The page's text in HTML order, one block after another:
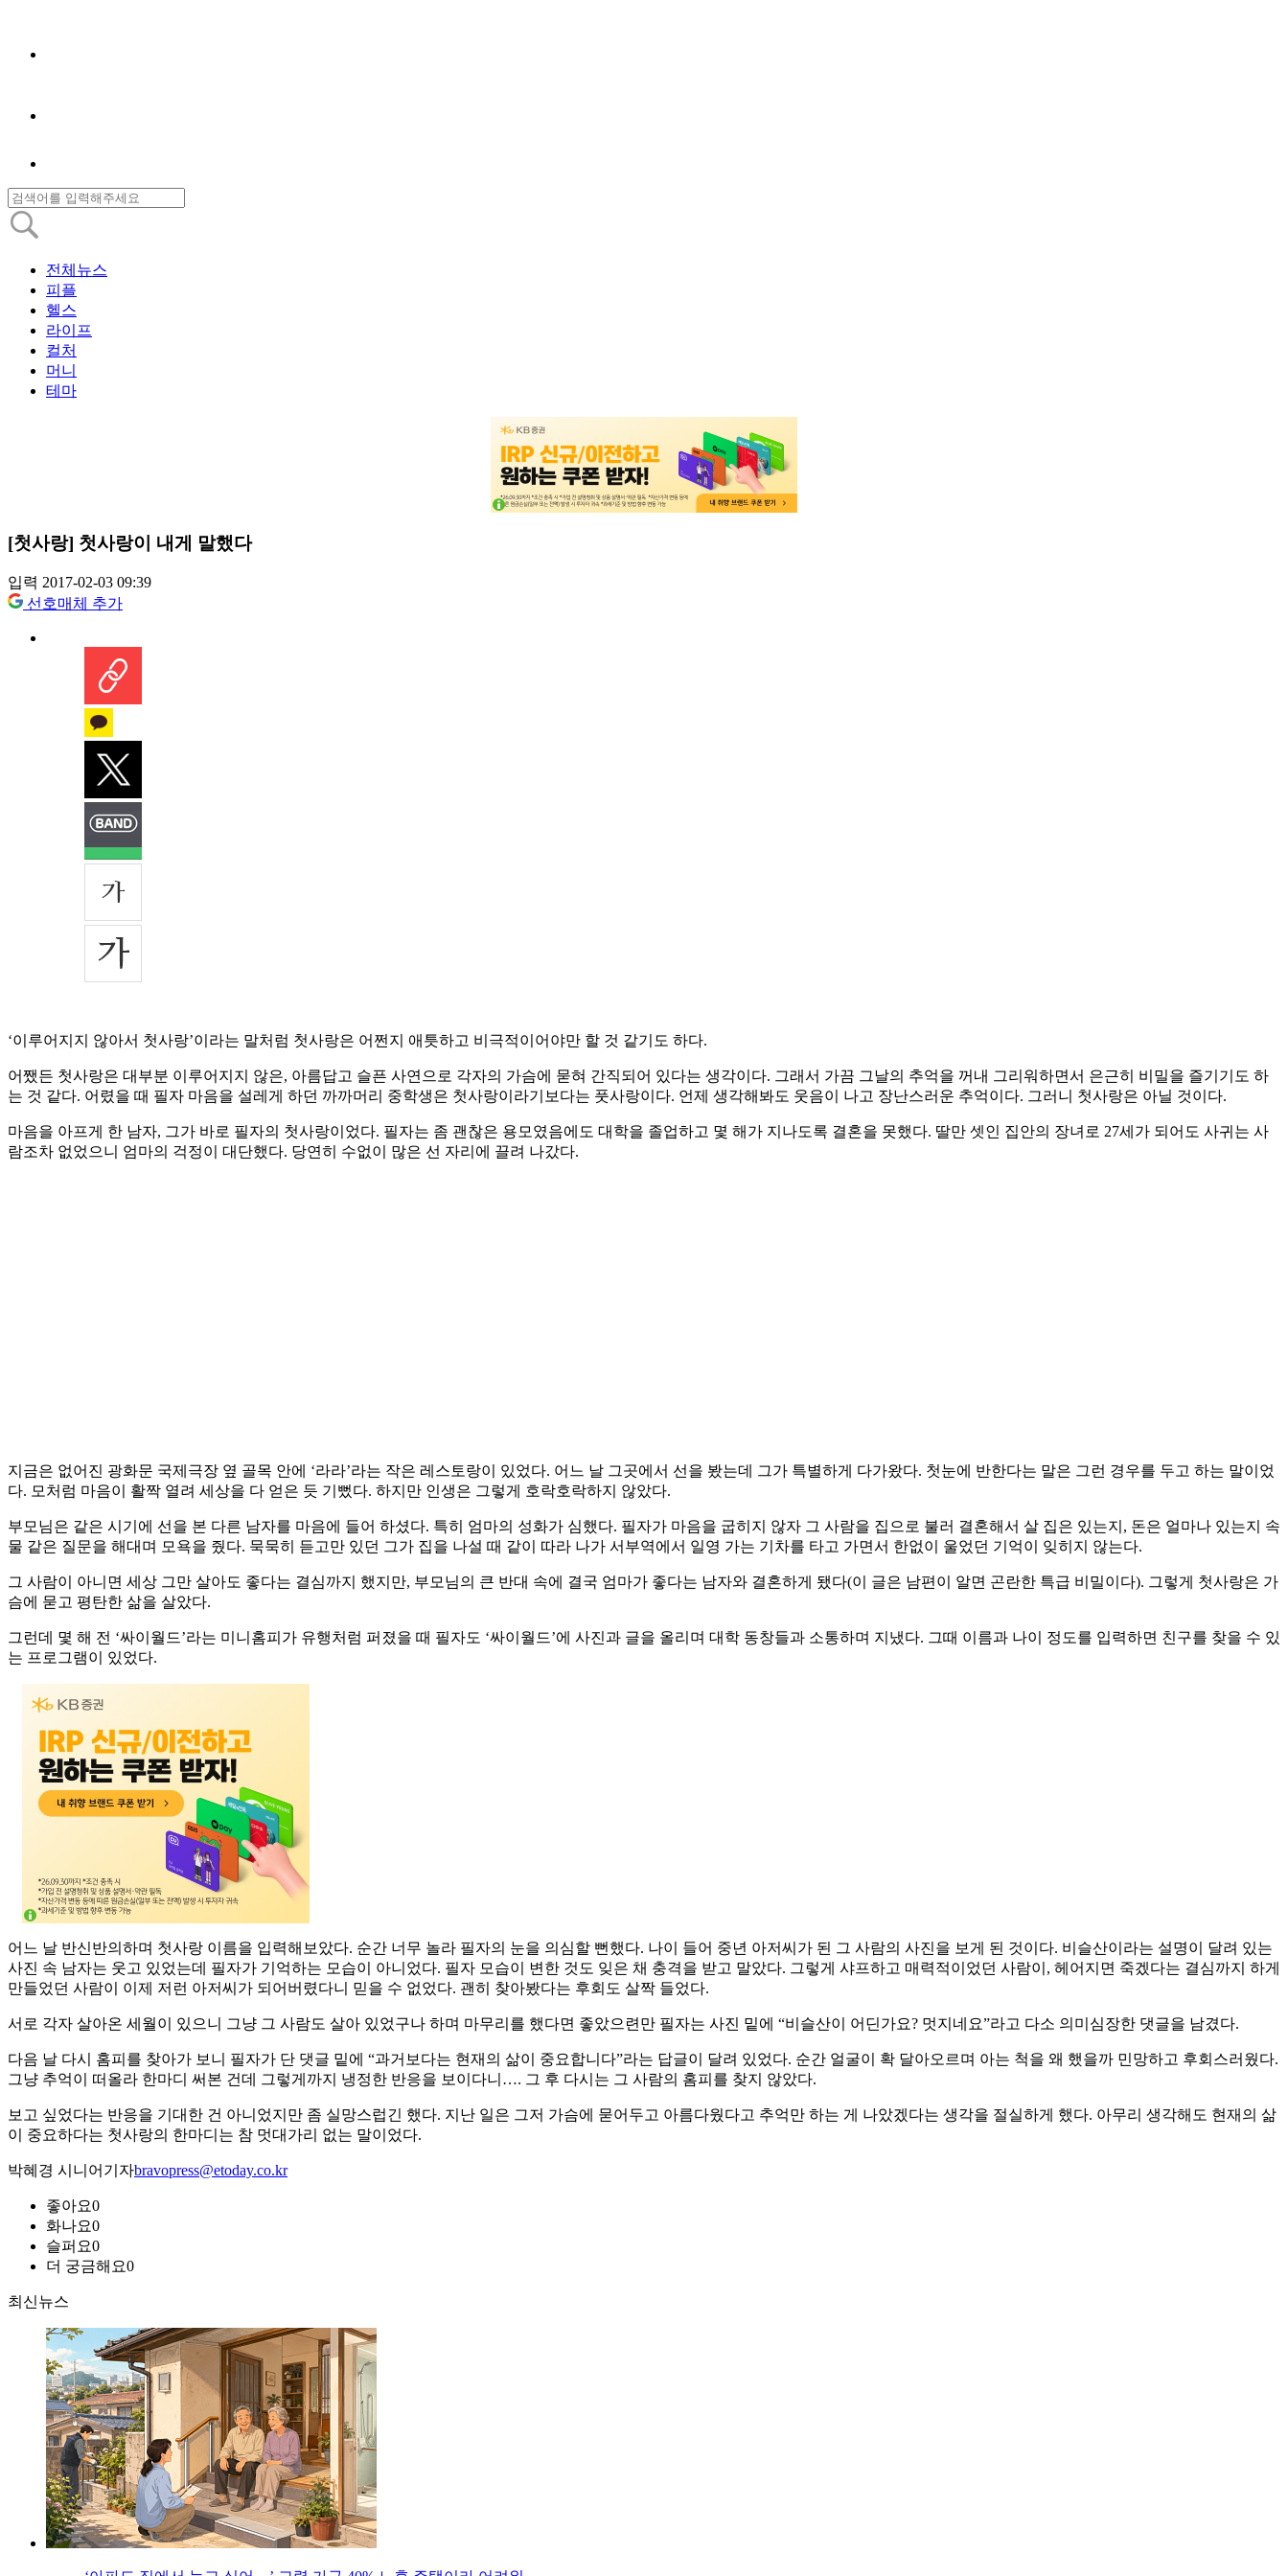
전체뉴스
피플
헬스
라이프
컬처
머니
테마
[첫사랑] 첫사랑이 내게 말했다
입력 2017-02-03 09:39
선호매체 추가
‘이루어지지 않아서 첫사랑’이라는 말처럼 첫사랑은 어쩐지 애틋하고 비극적이어야만 할 것 같기도 하다.
어쨌든 첫사랑은 대부분 이루어지지 않은, 아름답고 슬픈 사연으로 각자의 가슴에 묻혀 간직되어 있다는 생각이다. 그래서 가끔 그날의 추억을 꺼내 그리워하면서 은근히 비밀을 즐기기도 하
는 것 같다. 어렸을 때 필자 마음을 설레게 하던 까까머리 중학생은 첫사랑이라기보다는 풋사랑이다. 언제 생각해봐도 웃음이 나고 장난스러운 추억이다. 그러니 첫사랑은 아닐 것이다.
마음을 아프게 한 남자, 그가 바로 필자의 첫사랑이었다. 필자는 좀 괜찮은 용모였음에도 대학을 졸업하고 몇 해가 지나도록 결혼을 못했다. 딸만 셋인 집안의 장녀로 27세가 되어도 사귀는 사
람조차 없었으니 엄마의 걱정이 대단했다. 당연히 수없이 많은 선 자리에 끌려 나갔다.
지금은 없어진 광화문 국제극장 옆 골목 안에 ‘라라’라는 작은 레스토랑이 있었다. 어느 날 그곳에서 선을 봤는데 그가 특별하게 다가왔다. 첫눈에 반한다는 말은 그런 경우를 두고 하는 말이었
다. 모처럼 마음이 활짝 열려 세상을 다 얻은 듯 기뻤다. 하지만 인생은 그렇게 호락호락하지 않았다.
부모님은 같은 시기에 선을 본 다른 남자를 마음에 들어 하셨다. 특히 엄마의 성화가 심했다. 필자가 마음을 굽히지 않자 그 사람을 집으로 불러 결혼해서 살 집은 있는지, 돈은 얼마나 있는지 속
물 같은 질문을 해대며 모욕을 줬다. 묵묵히 듣고만 있던 그가 집을 나설 때 같이 따라 나가 서부역에서 일영 가는 기차를 타고 가면서 한없이 울었던 기억이 잊히지 않는다.
그 사람이 아니면 세상 그만 살아도 좋다는 결심까지 했지만, 부모님의 큰 반대 속에 결국 엄마가 좋다는 남자와 결혼하게 됐다(이 글은 남편이 알면 곤란한 특급 비밀이다). 그렇게 첫사랑은 가
슴에 묻고 평탄한 삶을 살았다.
그런데 몇 해 전 ‘싸이월드’라는 미니홈피가 유행처럼 퍼졌을 때 필자도 ‘싸이월드’에 사진과 글을 올리며 대학 동창들과 소통하며 지냈다. 그때 이름과 나이 정도를 입력하면 친구를 찾을 수 있
는 프로그램이 있었다.
어느 날 반신반의하며 첫사랑 이름을 입력해보았다. 순간 너무 놀라 필자의 눈을 의심할 뻔했다. 나이 들어 중년 아저씨가 된 그 사람의 사진을 보게 된 것이다. 비슬산이라는 설명이 달려 있는
사진 속 남자는 웃고 있었는데 필자가 기억하는 모습이 아니었다. 필자 모습이 변한 것도 잊은 채 충격을 받고 말았다. 그렇게 샤프하고 매력적이었던 사람이, 헤어지면 죽겠다는 결심까지 하게
만들었던 사람이 이제 저런 아저씨가 되어버렸다니 믿을 수 없었다. 괜히 찾아봤다는 후회도 살짝 들었다.
서로 각자 살아온 세월이 있으니 그냥 그 사람도 살아 있었구나 하며 마무리를 했다면 좋았으련만 필자는 사진 밑에 “비슬산이 어딘가요? 멋지네요”라고 다소 의미심장한 댓글을 남겼다.
다음 날 다시 홈피를 찾아가 보니 필자가 단 댓글 밑에 “과거보다는 현재의 삶이 중요합니다”라는 답글이 달려 있었다. 순간 얼굴이 확 달아오르며 아는 척을 왜 했을까 민망하고 후회스러웠다.
그냥 추억이 떠올라 한마디 써본 건데 그렇게까지 냉정한 반응을 보이다니…. 그 후 다시는 그 사람의 홈피를 찾지 않았다.
보고 싶었다는 반응을 기대한 건 아니었지만 좀 실망스럽긴 했다. 지난 일은 그저 가슴에 묻어두고 아름다웠다고 추억만 하는 게 나았겠다는 생각을 절실하게 했다. 아무리 생각해도 현재의 삶
이 중요하다는 첫사랑의 한마디는 참 멋대가리 없는 말이었다.
박혜경 시니어기자bravopress@etoday.co.kr
좋아요0
화나요0
슬퍼요0
더 궁금해요0
최신뉴스